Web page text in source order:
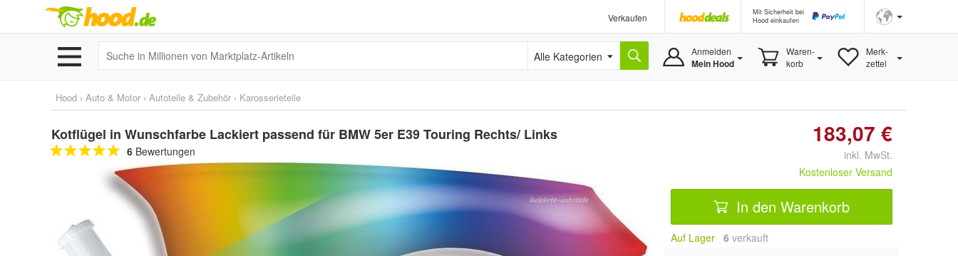
Verkaufen
Mit Sicherheit bei
Hood einkaufen
Alle Kategorien Anmelden
Mein Hood
Waren-
korb
Merk-
zettel
Hood › Auto & Motor › Autoteile & Zubehör › Karosserieteile
Kotflügel in Wunschfarbe Lackiert passend für BMW 5er E39 Touring Rechts/ Links
6 Bewertungen
183,07 €
inkl. MwSt.
Kostenloser Versand
In den Warenkorb
Auf Lager 6 verkauft